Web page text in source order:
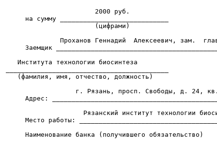
                        2000 руб.
      на сумму ____________________________
                        (цифрами)
Проханов Геннадий  Алексеевич, зам.
Заемщик
    Института технологии биосинтеза
    (фамилия, имя, отчество, должность)
г. Рязань, просп. Свободы, д. 24,
Адрес:
Рязанский институт технологии
Место работы:
      Наименование банка (получившего обязательство)